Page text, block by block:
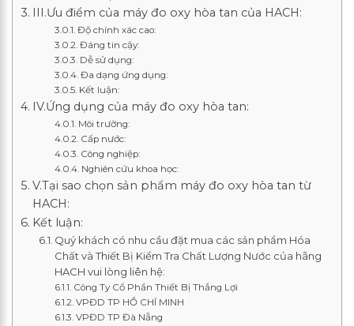
III.Ưu điểm của máy đo oxy hòa tan của HACH:
Độ chính xác cao:
Đáng tin cậy:
Dễ sử dụng:
Đa dạng ứng dụng:
Kết luận:
IV.Ứng dụng của máy đo oxy hòa tan:
Môi trường:
Cấp nước:
Công nghiệp:
Nghiên cứu khoa học:
V.Tại sao chọn sản phẩm máy đo oxy hòa tan từ
HACH:
Kết luận:
Quý khách có nhu cầu đặt mua các sản phẩm Hóa
Chất và Thiết Bị Kiểm Tra Chất Lượng Nước của hãng
HACH vui lòng liên hệ:
Công Ty Cổ Phần Thiết Bị Thắng Lợi
VPĐD TP HỒ CHÍ MINH
VPĐD TP Đà Nẵng